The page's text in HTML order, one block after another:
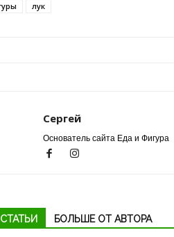
лук
Сергей
Основатель сайта Еда и Фигура
БОЛЬШЕ ОТ АВТОРА